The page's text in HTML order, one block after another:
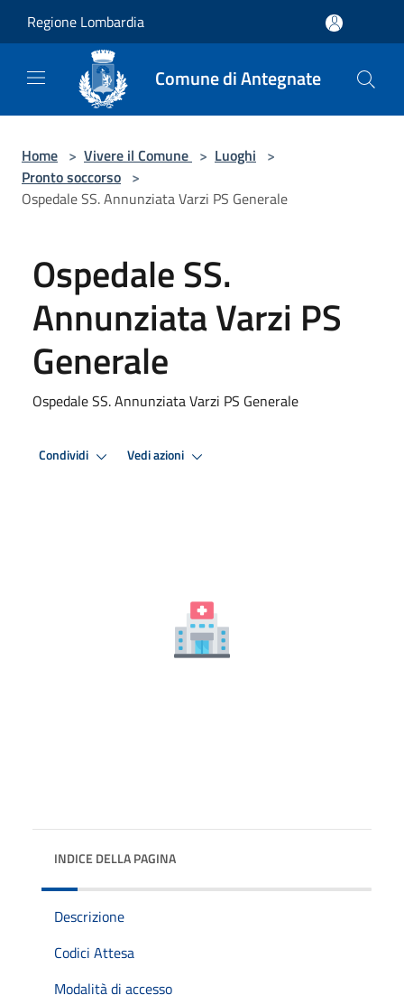
Regione Lombardia
Comune di Antegnate
Home > Vivere il Comune > Luoghi >
Pronto soccorso >
Ospedale SS. Annunziata Varzi PS Generale
Ospedale SS.
Annunziata Varzi PS
Generale
Ospedale SS. Annunziata Varzi PS Generale
Condividi Vedi azioni
INDICE DELLA PAGINA
Descrizione
Codici Attesa
Modalità di accesso